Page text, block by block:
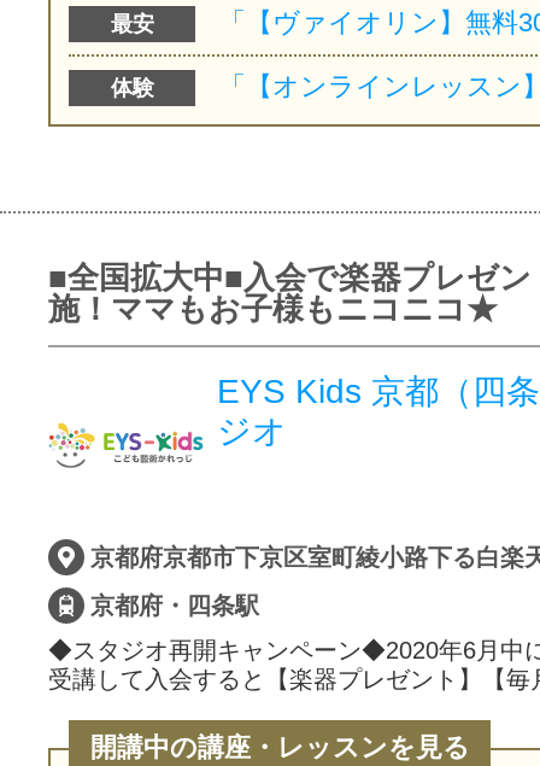
最安
体験
■全国拡大中■入会で楽器プレゼン
施！ママもお子様もニコニコ★
EYS Kids 京都（四
ジオ
京都府京都市下京区室町綾小路下る白楽
京都府・四条駅
◆スタジオ再開キャンペーン◆2020年6月中
受講して入会すると【楽器プレゼント】【
開講中の講座・レッスンを見る